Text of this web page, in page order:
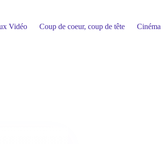
Vidéo Coup de coeur, coup de tête Cinéma